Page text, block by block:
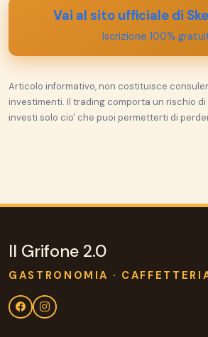
Vai al sito ufficiale di
Iscrizione 100%
Articolo informativo, non costituisce
investimenti. Il trading comporta un rischio
investi solo cio' che puoi permetterti di
Il Grifone 2.0
GASTRONOMIA ·